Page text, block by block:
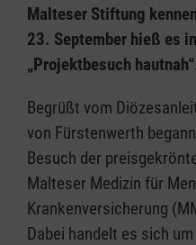
Malteser Stiftung
23. September hieß es
„Projektbesuch
Begrüßt vom
von Fürstenwerth
Besuch der
Malteser Medizin für
Krankenversicherung
Dabei handelt es sich